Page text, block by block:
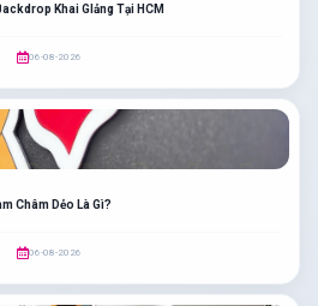
Khai GIảng Tại HCM
06-08-2026
Châm Dẻo Là Gì?
06-08-2026